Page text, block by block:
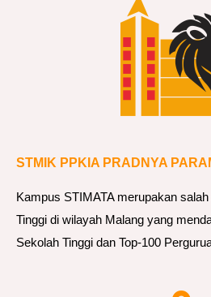
STMIK PPKIA PRADNYA
Kampus STIMATA merupakan
Tinggi di wilayah Malang yang
Sekolah Tinggi dan Top-100